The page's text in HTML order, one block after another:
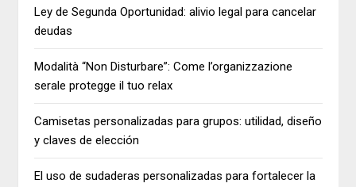
Ley de Segunda Oportunidad: alivio legal para cancelar
deudas
Modalità “Non Disturbare”: Come l’organizzazione
serale protegge il tuo relax
Camisetas personalizadas para grupos: utilidad, diseño
y claves de elección
El uso de sudaderas personalizadas para fortalecer la